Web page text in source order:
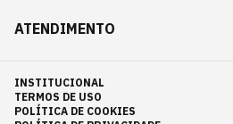
ATENDIMENTO
INSTITUCIONAL
TERMOS DE USO
POLÍTICA DE COOKIES